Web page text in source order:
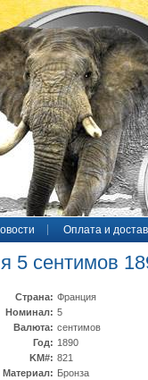
Оплата и
5 сентимов
Страна: Франция
Номинал: 5
Валюта: сентимов
Год: 1890
KM#: 821
Материал: Бронза